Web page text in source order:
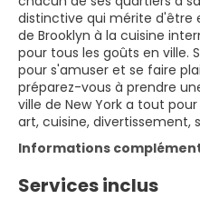
distinctive qui mérite d'être
de Brooklyn à la cuisine
pour tous les goûts en ville.
pour s'amuser et se faire
préparez-vous à prendre
ville de New York a tout
art, cuisine, divertissement,
Informations
Services inclus